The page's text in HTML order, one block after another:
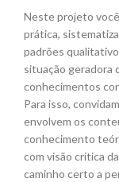
Neste projeto
prática,
padrões
situação geradora
conhecimentos
Para isso,
envolvem os
conhecimento
com visão crítica
caminho certo a